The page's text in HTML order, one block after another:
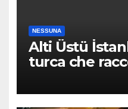
NESSUNA
Alti Üstü
turca che
per caso